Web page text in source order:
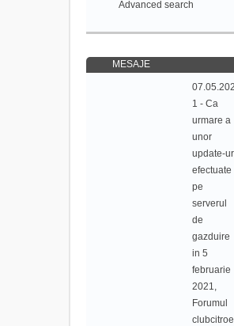
Advanced search
MESAJE
07.05.202
1 - Ca
urmare a
unor
update-
efectuate
pe
serverul
de
gazduire
in 5
februarie
2021,
Forumul